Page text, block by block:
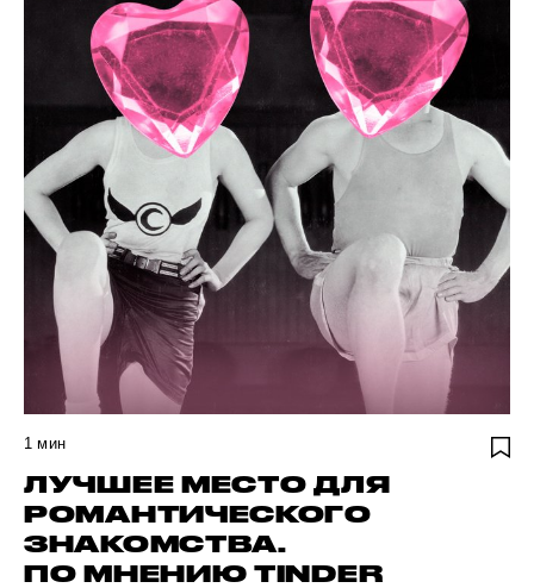
1 мин
ЛУЧШЕЕ МЕСТО ДЛЯ
РОМАНТИЧЕСКОГО
ЗНАКОМСТВА.
ПО МНЕНИЮ TINDER